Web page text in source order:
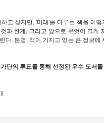
고 싶지만, '미래'를 다루는 책을 어
과 한계, 그리고 앞으로 무엇이 크게
다. 분명, 책이 가지고 있는 큰 정보에
단의 투표를 통해 선정된 우수 도서